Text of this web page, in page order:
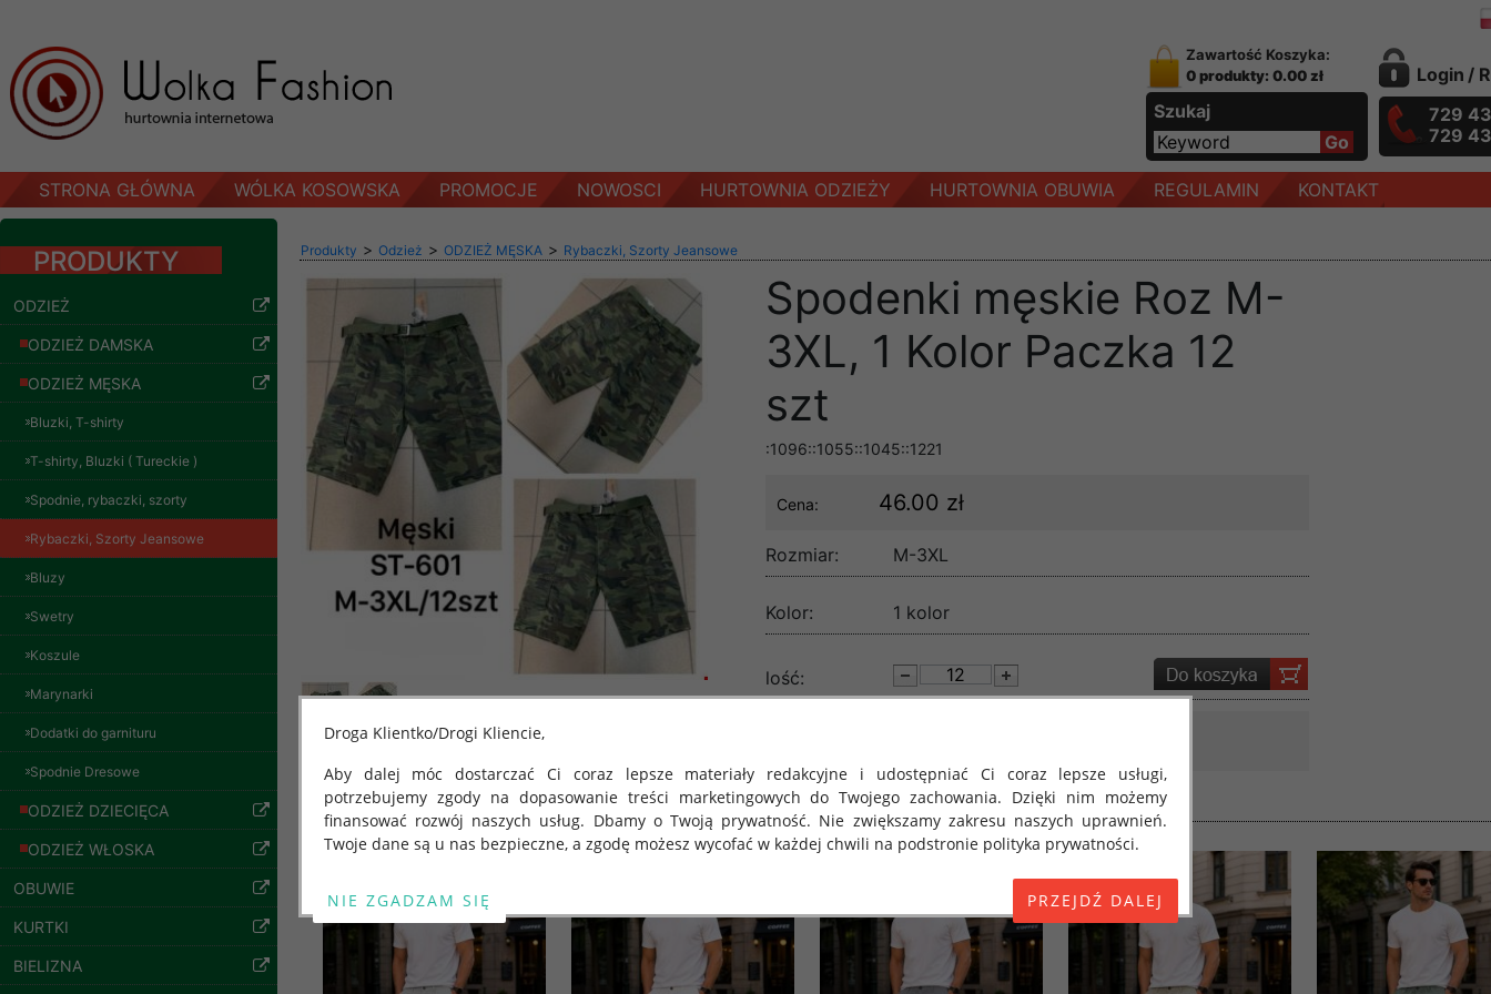
Zawartość Koszyka:
0 produkty: 0.00 zł
Szukaj
Login /
729
729
STRONA GŁÓWNA WÓLKA KOSOWSKA PROMOCJE NOWOSCI HURTOWNIA ODZIEŻY HURTOWNIA OBUWIA REGULAMIN KONTAKT
PRODUKTY
ODZIEŻ
ODZIEŻ DAMSKA
ODZIEŻ MĘSKA
Bluzki, T-shirty
T-shirty, Bluzki ( Tureckie )
Spodnie, rybaczki, szorty
Rybaczki, Szorty Jeansowe
Bluzy
Swetry
Koszule
Marynarki
Dodatki do garnituru
Spodnie Dresowe
ODZIEŻ DZIECIĘCA
ODZIEŻ WŁOSKA
OBUWIE
KURTKI
BIELIZNA
Bluzy damskie Roz
L-3XL. 1 kolor.
54.00 zł
Produkty > Odzież > ODZIEŻ MĘSKA > Rybaczki, Szorty Jeansowe
Spodenki męskie Roz M-
3XL, 1 Kolor Paczka 12
szt
:1096::1055::1045::1221
Cena: 46.00 zł
Rozmiar: M-3XL
Kolor: 1 kolor
lość:
Inne produkty
Droga Klientko/Drogi Kliencie,
Aby dalej móc dostarczać Ci coraz lepsze materiały redakcyjne i udostępniać Ci coraz lepsze usługi,
potrzebujemy zgody na dopasowanie treści marketingowych do Twojego zachowania. Dzięki nim możemy
finansować rozwój naszych usług. Dbamy o Twoją prywatność. Nie zwiększamy zakresu naszych uprawnień.
Twoje dane są u nas bezpieczne, a zgodę możesz wycofać w każdej chwili na podstronie polityka prywatności.
Od 25 maja 2018 roku obowiązuje Rozporządzenie Parlamentu Europejskiego i Rady (UE) 2016/679 z dnia 27
kwietnia 2016 r. w sprawie ochrony osób fizycznych w związku z przetwarzaniem danych osobowych i w sprawie
swobodnego przepływu takich danych oraz uchylenia dyrektywy 95/46/WE (określane jako "RODO", "ORODO",
"GDPR" lub "Ogólne Rozporządzenie o Ochronie Danych"). W związku z tym chcielibyśmy poinformować Cię o
przetwarzaniu Twoich danych oraz zasadach, na jakich odbywa się to po dniu 25 maja 2018 roku. Poniżej